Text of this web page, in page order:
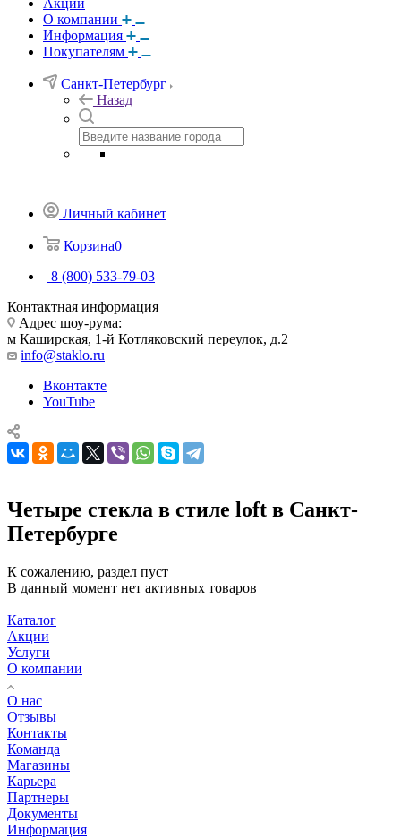
Акции
О компании
Информация
Покупателям
Санкт-Петербург
Назад
Личный кабинет
Корзина0
8 (800) 533-79-03
Контактная информация
Адрес шоу-рума:
м Каширская, 1-й Котляковский переулок, д.2
info@staklo.ru
Вконтакте
YouTube
Четыре стекла в стиле loft в Санкт-
Петербурге
К сожалению, раздел пуст
В данный момент нет активных товаров
Каталог
Акции
Услуги
О компании
О нас
Отзывы
Контакты
Команда
Магазины
Карьера
Партнеры
Документы
Информация